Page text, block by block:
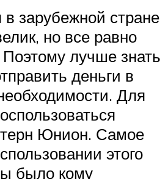
в зарубежной стране
но все равно
Поэтому лучше знать
деньги в
Для
Юнион. Самое
этого
было кому